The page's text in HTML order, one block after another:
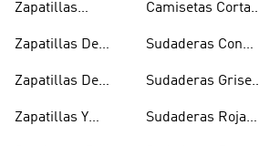
Zapatillas
Zapatillas De
Zapatillas De
Zapatillas Y
Camisetas Cortas
Sudaderas Con
Sudaderas Grises
Sudaderas Rojas